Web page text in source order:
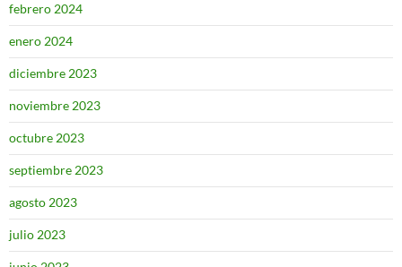
febrero 2024
enero 2024
diciembre 2023
noviembre 2023
octubre 2023
septiembre 2023
agosto 2023
julio 2023